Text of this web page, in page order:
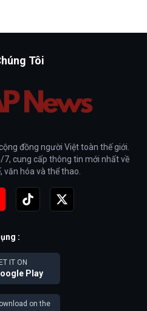
Tôi
đồng người Việt toàn thế giới.
cung cấp thông tin mới nhất về
văn hóa và thể thao.
:
IT ON
Play
on the